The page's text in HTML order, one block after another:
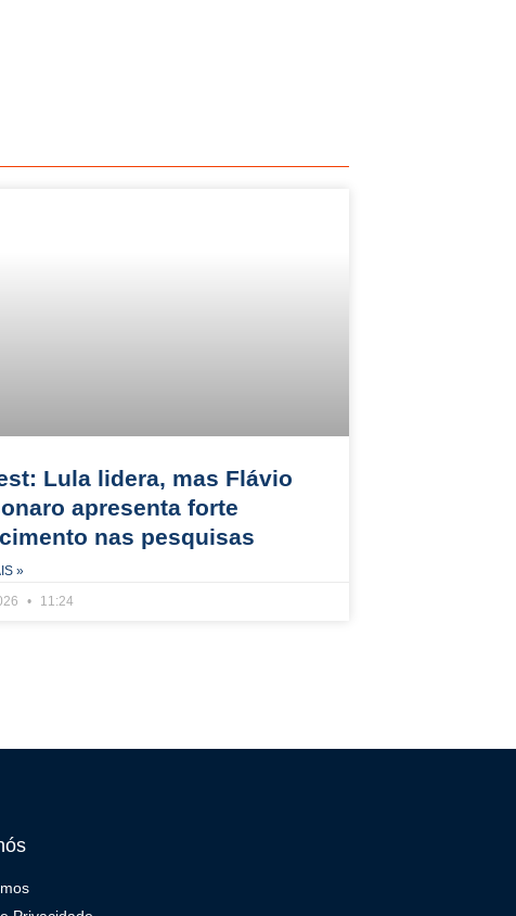
Lula lidera, mas Flávio
apresenta forte
nas pesquisas
»
11:24